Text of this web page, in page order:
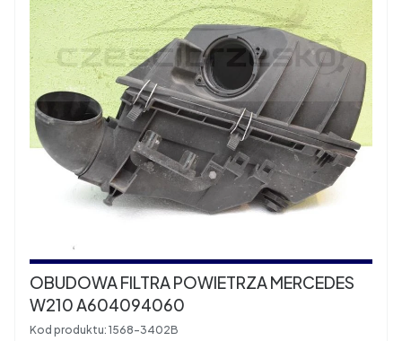
OBUDOWA FILTRA POWIETRZA MERCEDES
W210 A604094060
Kod produktu: 1568-3402B